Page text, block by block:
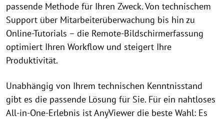
passende Methode für Ihren Zweck. Von technischem
Support über Mitarbeiterüberwachung bis hin zu
Online-Tutorials – die Remote-Bildschirmerfassung
optimiert Ihren Workflow und steigert Ihre
Produktivität.
Unabhängig von Ihrem technischen Kenntnisstand
gibt es die passende Lösung für Sie. Für ein nahtloses
All-in-One-Erlebnis ist AnyViewer die beste Wahl: Es